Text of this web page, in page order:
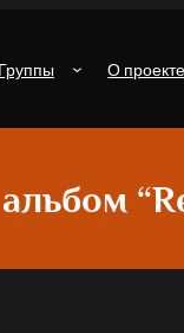
Группы О проекте